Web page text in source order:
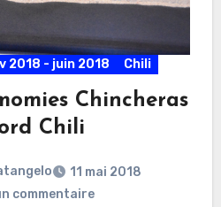
2018 - juin 2018 Chili
Chincheras
Chili
11 mai 2018
commentaire